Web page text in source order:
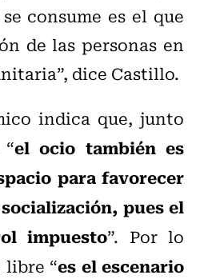
consume es el que
de las personas en
dice Castillo.
indica que, junto
el ocio también es
para favorecer
pues el
impuesto”. Por lo
“es el escenario